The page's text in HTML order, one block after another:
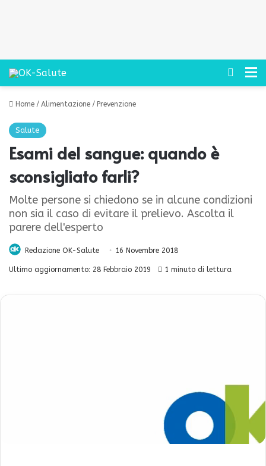
Cerca
Home / Alimentazione / Prevenzione
Salute
Esami del sangue: quando è
sconsigliato farli?
Molte persone si chiedono se in alcune condizioni
non sia il caso di evitare il prelievo. Ascolta il
parere dell'esperto
Redazione OK-Salute 16 Novembre 2018
Ultimo aggiornamento: 28 Febbraio 2019 1 minuto di lettura